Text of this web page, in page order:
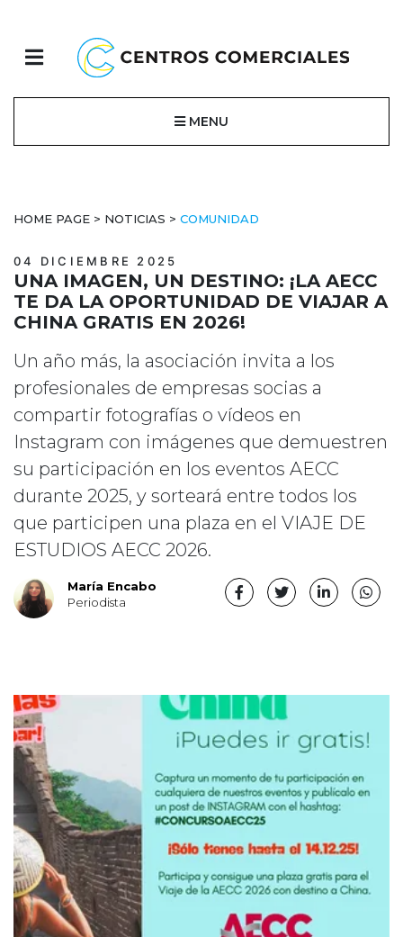
MENU
HOME PAGE > NOTICIAS > COMUNIDAD
04 DICIEMBRE 2025
UNA IMAGEN, UN DESTINO: ¡LA AECC
TE DA LA OPORTUNIDAD DE VIAJAR A
CHINA GRATIS EN 2026!
Un año más, la asociación invita a los
profesionales de empresas socias a
compartir fotografías o vídeos en
Instagram con imágenes que demuestren
su participación en los eventos AECC
durante 2025, y sorteará entre todos los
que participen una plaza en el VIAJE DE
ESTUDIOS AECC 2026.
María Encabo
Periodista